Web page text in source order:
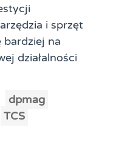
i sprzęt
bardziej na
działalności
dpmag
TCS